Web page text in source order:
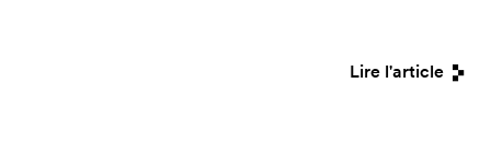
Lire l'article